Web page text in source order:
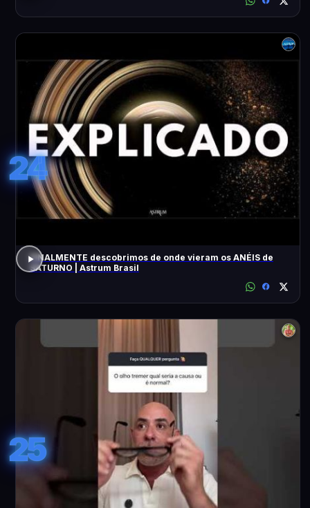
24
FINALMENTE descobrimos de onde vieram os ANÉIS de
SATURNO | Astrum Brasil
25